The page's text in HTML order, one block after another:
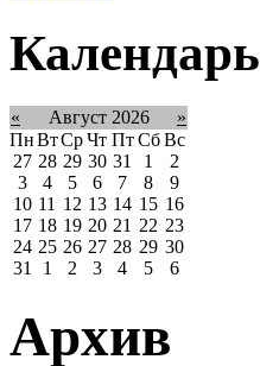
Календарь
« Август 2026
»
ПнВтСрЧт Пт Сб Вс
27 28 29 30 31 1
2
3
4 5 6 7 8
9
10 11 12 13 14 15 16
17 18 19 20 21 22 23
24 25 26 27 28 29 30
31
1 2 3 4 5 6
Архив